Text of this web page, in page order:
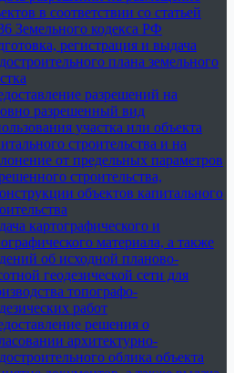
в соответствии со статьей
Земельного кодекса РФ
регистрация и выдача
плана земельного
разрешений на
разрешенный вид
участка или объекта
строительства и на
от предельных параметров
строительства,
объектов капитального
картографического и
материала, а также
об исходной планово-
геодезической сети для
топографо-
работ
решения о
архитектурно-
облика объекта